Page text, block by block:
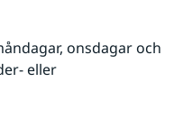
onsdagar och
eller